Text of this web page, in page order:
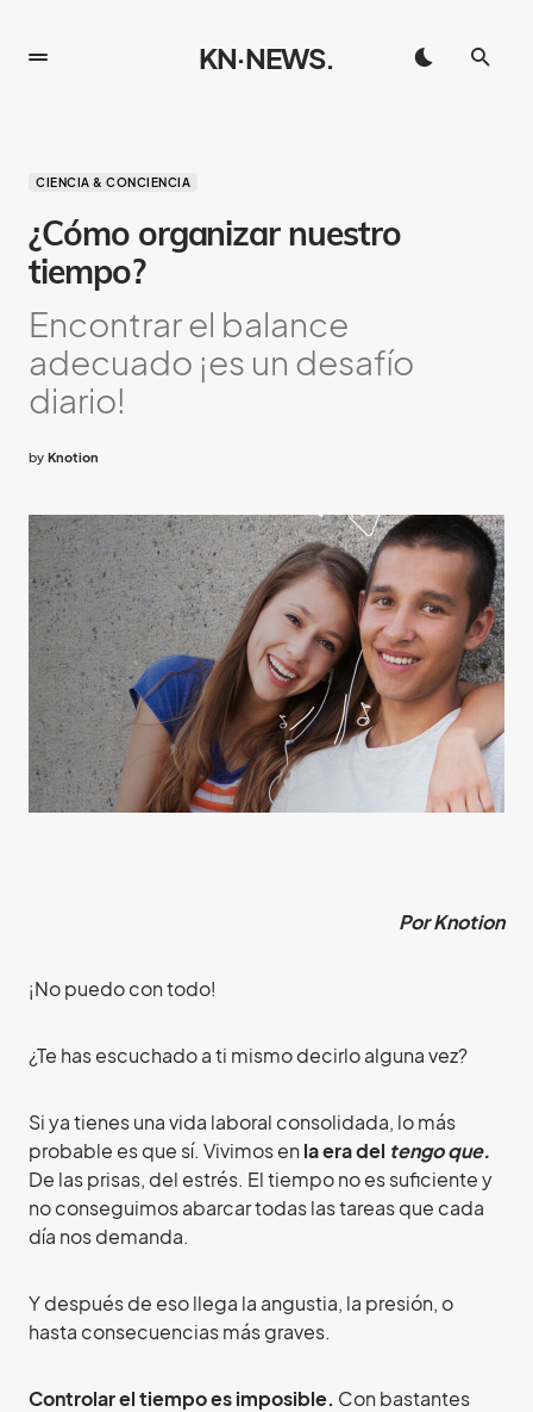
KN·NEWS.
CIENCIA & CONCIENCIA
¿Cómo organizar nuestro
tiempo?
Encontrar el balance
adecuado ¡es un desafío
diario!
by Knotion
Por Knotion
¡No puedo con todo!
¿Te has escuchado a ti mismo decirlo alguna vez?
Si ya tienes una vida laboral consolidada, lo más
probable es que sí. Vivimos en la era del tengo que.
De las prisas, del estrés. El tiempo no es suficiente y
no conseguimos abarcar todas las tareas que cada
día nos demanda.
Y después de eso llega la angustia, la presión, o
hasta consecuencias más graves.
Controlar el tiempo es imposible. Con bastantes